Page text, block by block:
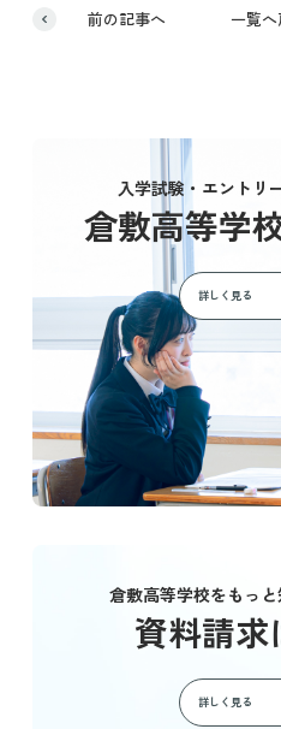
前の記事へ 一覧へ
入学試験・エントリ
倉敷高等学
詳しく見る
倉敷高等学校をもっ
資料請求
詳しく見る